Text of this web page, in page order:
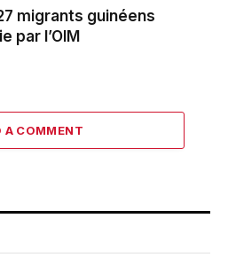
migrants guinéens
par l’OIM
A COMMENT